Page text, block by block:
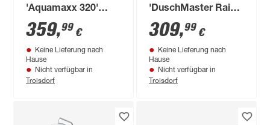
'Aquamaxx 320'
chromfarben mit
Thermostat, runde
Kopfbrause
359,99 €
Keine Lieferung nach
Hause
Nicht verfügbar in
Troisdorf
'DuschMaster Rain
II Square White
Style' mit Umsteller,
eckig, 102 cm
309,99 €
Keine Lieferung nach
Hause
Nicht verfügbar in
Troisdorf